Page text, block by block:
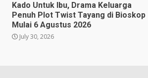
Kado Untuk Ibu, Drama Keluarga
Penuh Plot Twist Tayang di Bioskop
Mulai 6 Agustus 2026
July 30, 2026